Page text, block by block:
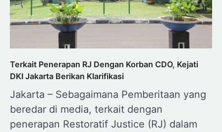
Terkait Penerapan RJ Dengan Korban CDO, Kejati
DKI Jakarta Berikan Klarifikasi
Jakarta – Sebagaimana Pemberitaan yang
beredar di media, terkait dengan
penerapan Restoratif Justice (RJ) dalam